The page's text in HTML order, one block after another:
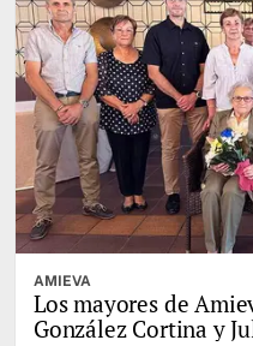
AMIEVA
Los mayores de
González Cortina y